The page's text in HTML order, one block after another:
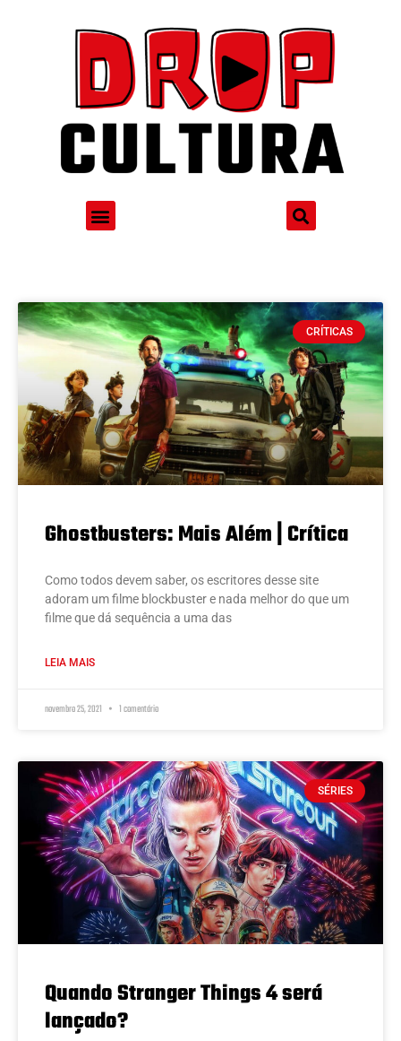
CRÍTICAS
Ghostbusters: Mais Além | Crítica
Como todos devem saber, os escritores desse site
adoram um filme blockbuster e nada melhor do que um
filme que dá sequência a uma das
LEIA MAIS
novembro 25, 2021 1 comentário
SÉRIES
Quando Stranger Things 4 será
lançado?